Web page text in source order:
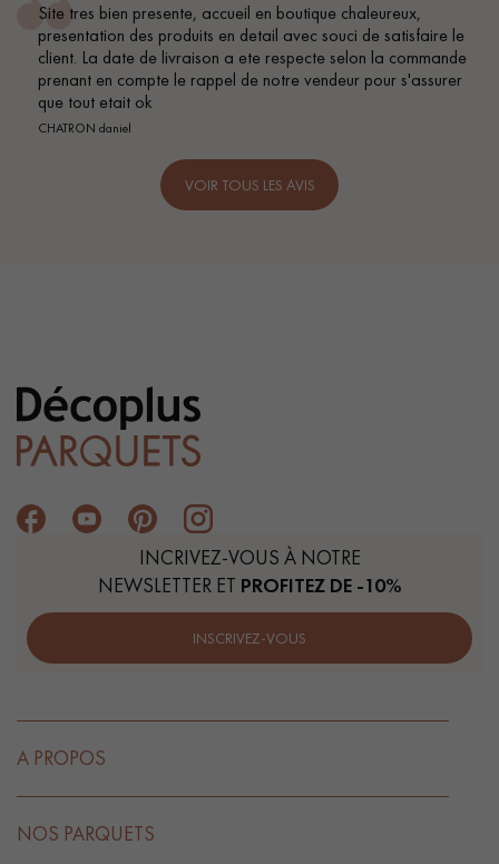
en boutique chaleureux,
en detail avec souci de satisfaire le
a ete respecte selon la commande
de notre vendeur pour s'assurer
Conseil parfait,
BEILE FRANCK
VOIR TOUS LES AVIS
INCRIVEZ-VOUS À NOTRE
NEWSLETTER ET PROFITEZ DE -10%
INSCRIVEZ-VOUS
A PROPOS
NOS PARQUETS